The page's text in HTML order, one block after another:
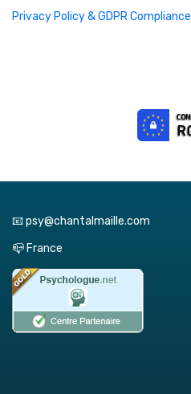
Privacy Policy & GDPR Compliance
📧 psy@chantalmaille.com
📪 France